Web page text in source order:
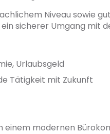
Niveau sowie
sicherer Umgang mit
Urlaubsgeld
Tätigkeit mit Zukunft
modernen